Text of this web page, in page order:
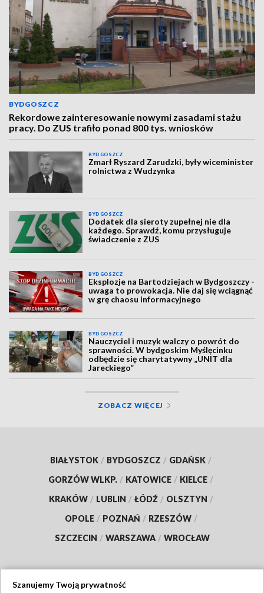
BYDGOSZCZ
Rekordowe zainteresowanie nowymi zasadami stażu
pracy. Do ZUS trafiło ponad 800 tys. wniosków
BYDGOSZCZ
Zmarł Ryszard Zarudzki, były wiceminister
rolnictwa z Wudzynka
BYDGOSZCZ
Dodatek dla sieroty zupełnej nie dla
każdego. Sprawdź, komu przysługuje
świadczenie z ZUS
BYDGOSZCZ
Eksplozje na Bartodziejach w Bydgoszczy -
uwaga to prowokacja. Nie daj się wciągnąć
w grę chaosu informacyjnego
BYDGOSZCZ
Nauczyciel i muzyk walczy o powrót do
sprawności. W bydgoskim Myślęcinku
odbędzie się charytatywny „UNIT dla
Jareckiego”
ZOBACZ WIĘCEJ
BIAŁYSTOK / BYDGOSZCZ / GDAŃSK /
GORZÓW WLKP. / KATOWICE / KIELCE /
KRAKÓW / LUBLIN / ŁÓDŹ / OLSZTYN /
OPOLE / POZNAŃ / RZESZÓW /
SZCZECIN / WARSZAWA / WROCŁAW
Szanujemy Twoją prywatność